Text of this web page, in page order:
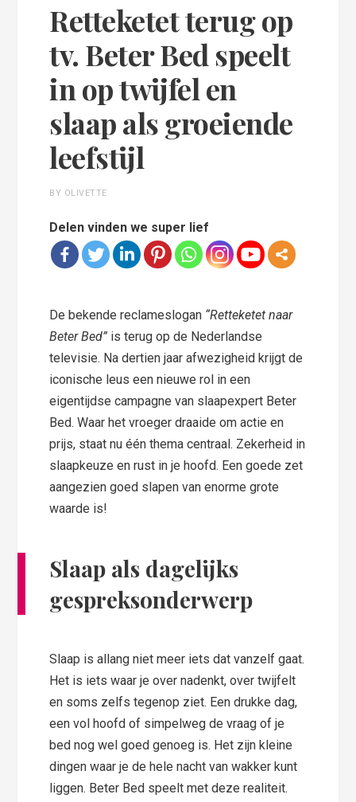
Retteketet terug op
tv. Beter Bed speelt
in op twijfel en
slaap als groeiende
leefstijl
BY OLIVETTE
Delen vinden we super lief
De bekende reclameslogan “Retteketet naar
Beter Bed” is terug op de Nederlandse
televisie. Na dertien jaar afwezigheid krijgt de
iconische leus een nieuwe rol in een
eigentijdse campagne van slaapexpert Beter
Bed. Waar het vroeger draaide om actie en
prijs, staat nu één thema centraal. Zekerheid in
slaapkeuze en rust in je hoofd. Een goede zet
aangezien goed slapen van enorme grote
waarde is!
Slaap als dagelijks
gespreksonderwerp
Slaap is allang niet meer iets dat vanzelf gaat.
Het is iets waar je over nadenkt, over twijfelt
en soms zelfs tegenop ziet. Een drukke dag,
een vol hoofd of simpelweg de vraag of je
bed nog wel goed genoeg is. Het zijn kleine
dingen waar je de hele nacht van wakker kunt
liggen. Beter Bed speelt met deze realiteit.